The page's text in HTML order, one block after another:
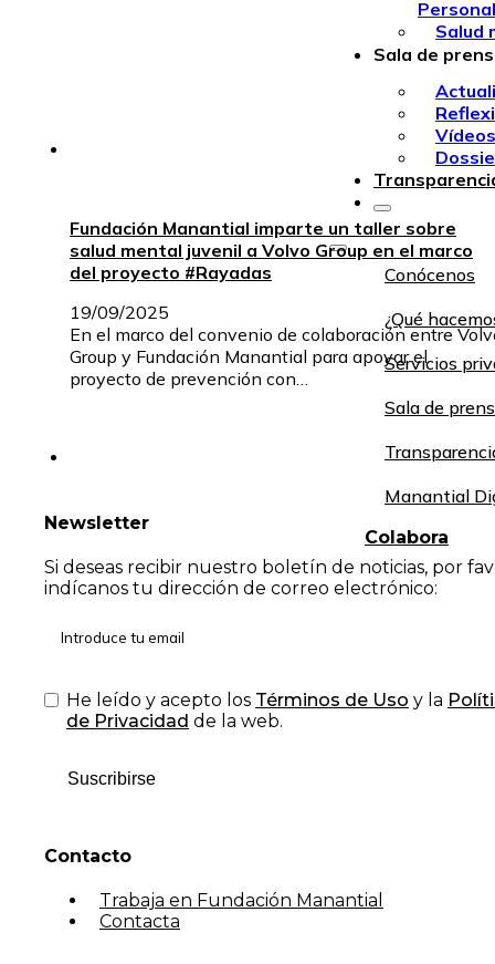
Personal
Salud
Sala de
Vídeos
Conócenos
¿Qué
Servicios
Sala de
Manantial
Colabora
Fundación Manantial imparte un taller sobre
salud mental juvenil a Volvo Group en el marco
del proyecto #Rayadas
19/09/2025
En el marco del convenio de colaboración entre
Group y Fundación Manantial para apoyar el
proyecto de prevención con…
Newsletter
Si deseas recibir nuestro boletín de noticias, por
indícanos tu dirección de correo electrónico:
He leído y acepto los Términos de Uso y la
de Privacidad de la web.
Suscribirse
Contacto
Trabaja en Fundación Manantial
Contacta